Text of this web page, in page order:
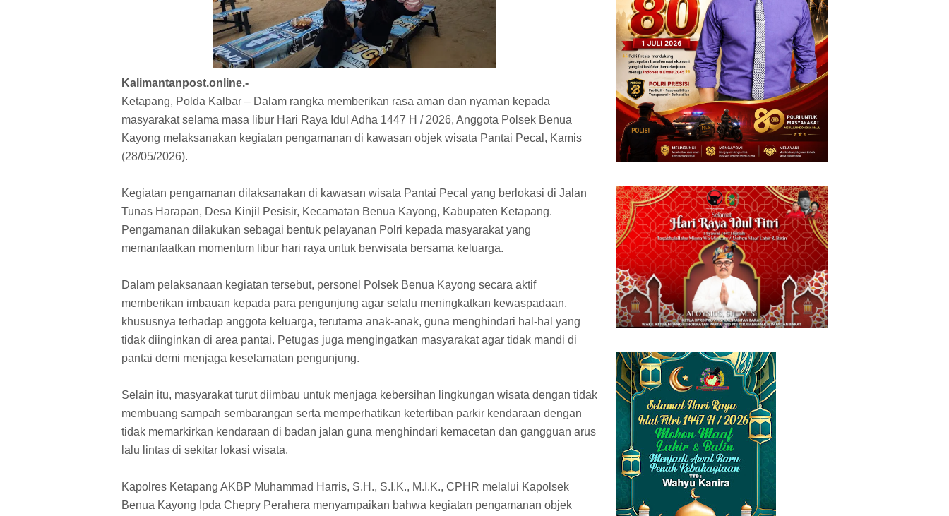
Kalimantanpost.online.-
Ketapang, Polda Kalbar – Dalam rangka memberikan rasa aman dan nyaman kepada
masyarakat selama masa libur Hari Raya Idul Adha 1447 H / 2026, Anggota Polsek Benua
Kayong melaksanakan kegiatan pengamanan di kawasan objek wisata Pantai Pecal, Kamis
(28/05/2026).
Kegiatan pengamanan dilaksanakan di kawasan wisata Pantai Pecal yang berlokasi di Jalan
Tunas Harapan, Desa Kinjil Pesisir, Kecamatan Benua Kayong, Kabupaten Ketapang.
Pengamanan dilakukan sebagai bentuk pelayanan Polri kepada masyarakat yang
memanfaatkan momentum libur hari raya untuk berwisata bersama keluarga.
Dalam pelaksanaan kegiatan tersebut, personel Polsek Benua Kayong secara aktif
memberikan imbauan kepada para pengunjung agar selalu meningkatkan kewaspadaan,
khususnya terhadap anggota keluarga, terutama anak-anak, guna menghindari hal-hal yang
tidak diinginkan di area pantai. Petugas juga mengingatkan masyarakat agar tidak mandi di
pantai demi menjaga keselamatan pengunjung.
Selain itu, masyarakat turut diimbau untuk menjaga kebersihan lingkungan wisata dengan tidak
membuang sampah sembarangan serta memperhatikan ketertiban parkir kendaraan dengan
tidak memarkirkan kendaraan di badan jalan guna menghindari kemacetan dan gangguan arus
lalu lintas di sekitar lokasi wisata.
Kapolres Ketapang AKBP Muhammad Harris, S.H., S.I.K., M.I.K., CPHR melalui Kapolsek
Benua Kayong Ipda Chepry Perahera menyampaikan bahwa kegiatan pengamanan objek